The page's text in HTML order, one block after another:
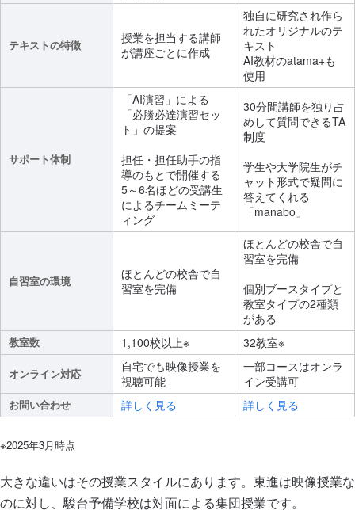
テキストの特徴
授業を担当する講師
が講座ごとに作成
独自に研究され作ら
れたオリジナルのテ
キスト
AI教材のatama+も
使用
サポート体制
「AI演習」による
「必勝必達演習セッ
ト」の提案
担任・担任助手の指
導のもとで開催する
5～6名ほどの受講生
によるチームミーテ
ィング
30分間講師を独り占
めして質問できるTA
制度
学生や大学院生がチ
ャット形式で疑問に
答えてくれる
「manabo」
自習室の環境
ほとんどの校舎で自
習室を完備
ほとんどの校舎で自
習室を完備
個別ブースタイプと
教室タイプの2種類
がある
教室数 1,100校以上※ 32教室※
オンライン対応
自宅でも映像授業を
視聴可能
一部コースはオンラ
イン受講可
お問い合わせ 詳しく見る 詳しく見る
※2025年3月時点
大きな違いはその授業スタイルにあります。東進は映像授業な
のに対し、駿台予備学校は対面による集団授業です。